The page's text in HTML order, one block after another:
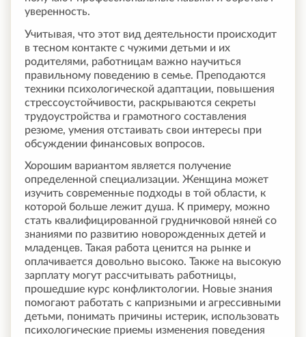
уверенность.
Учитывая, что этот вид деятельности происходит
в тесном контакте с чужими детьми и их
родителями, работницам важно научиться
правильному поведению в семье. Преподаются
техники психологической адаптации, повышения
стрессоустойчивости, раскрываются секреты
трудоустройства и грамотного составления
резюме, умения отстаивать свои интересы при
обсуждении финансовых вопросов.
Хорошим вариантом является получение
определенной специализации. Женщина может
изучить современные подходы в той области, к
которой больше лежит душа. К примеру, можно
стать квалифицированной грудничковой няней со
знаниями по развитию новорожденных детей и
младенцев. Такая работа ценится на рынке и
оплачивается довольно высоко. Также на высокую
зарплату могут рассчитывать работницы,
прошедшие курс конфликтологии. Новые знания
помогают работать с капризными и агрессивными
детьми, понимать причины истерик, использовать
психологические приемы изменения поведения